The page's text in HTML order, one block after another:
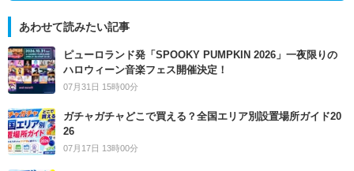
あわせて読みたい記事
ピューロランド発「SPOOKY PUMPKIN 2026」一夜限りの
ハロウィーン音楽フェス開催決定！
07月31日 15時00分
ガチャガチャどこで買える？全国エリア別設置場所ガイド20
26
07月17日 13時00分